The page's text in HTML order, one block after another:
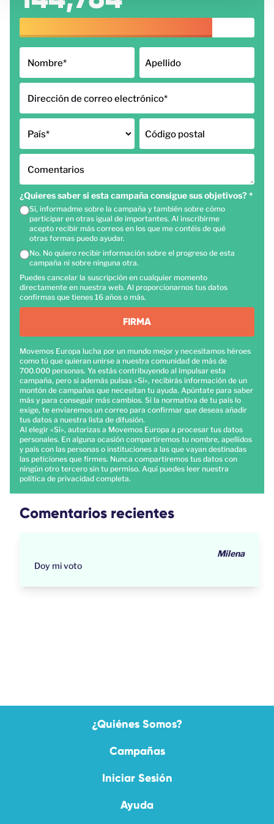
Nombre* Apellido
Dirección de correo electrónico*
País* Código postal
Comentarios
¿Quieres saber si esta campaña consigue sus objetivos? *
Sí, informadme sobre la campaña y también sobre cómo
participar en otras igual de importantes. Al inscribirme
acepto recibir más correos en los que me contéis de qué
otras formas puedo ayudar.
No. No quiero recibir información sobre el progreso de esta
campaña ni sobre ninguna otra.
Puedes cancelar la suscripción en cualquier momento
directamente en nuestra web. Al proporcionarnos tus datos
confirmas que tienes 16 años o más.
FIRMA
Movemos Europa lucha por un mundo mejor y necesitamos héroes
como tú que quieran unirse a nuestra comunidad de más de
700.000 personas. Ya estás contribuyendo al impulsar esta
campaña, pero si además pulsas «Sí», recibirás información de un
montón de campañas que necesitan tu ayuda. Apúntate para saber
más y para conseguir más cambios. Si la normativa de tu país lo
exige, te enviaremos un correo para confirmar que deseas añadir
tus datos a nuestra lista de difusión.
Al elegir «Sí», autorizas a Movemos Europa a procesar tus datos
personales. En alguna ocasión compartiremos tu nombre, apellidos
y país con las personas o instituciones a las que vayan destinadas
las peticiones que firmes. Nunca compartiremos tus datos con
ningún otro tercero sin tu permiso. Aquí puedes leer nuestra
política de privacidad completa.
Comentarios recientes
Milena
Doy mi voto
¿Quiénes Somos?
Campañas
Iniciar Sesión
Ayuda